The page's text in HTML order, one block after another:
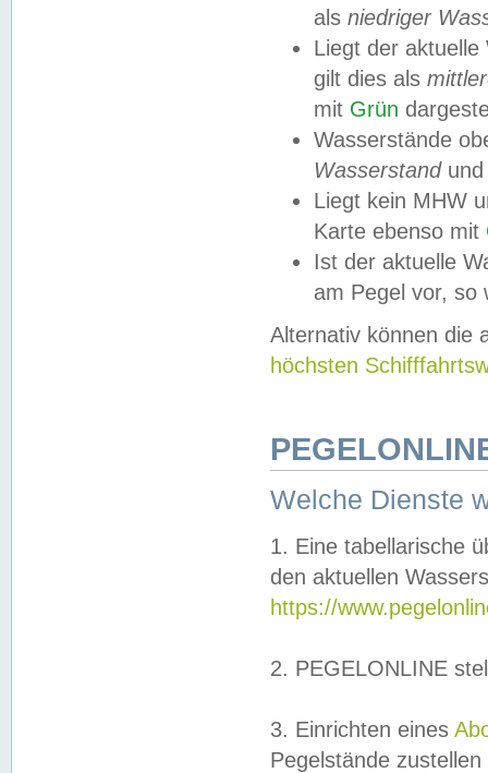
als niedriger
Liegt der
gilt dies als
mit Grün
Wasserstände
Wasserstandund
Liegt kein MHW
Karte ebenso mit
Ist der aktuelle
am Pegel vor,
Alternativ können die
höchsten
Welche Dienste
1. Eine tabellarische
den aktuellen
https://
2. PEGELONLINE
3. Einrichten eines
Pegelstände